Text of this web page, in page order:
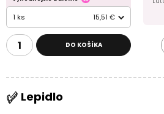
1 ks 15,51 €
DO KOŠÍKA
Lepidlo